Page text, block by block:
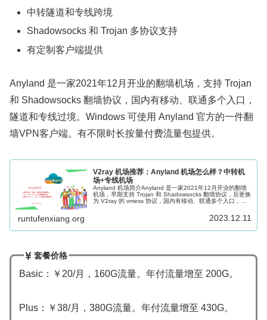
中转隧道和专线跨境
Shadowsocks 和 Trojan 多协议支持
有定制客户端提供
Anyland 是一家2021年12月开业的翻墙机场，支持 Trojan
和 Shadowsocks 翻墙协议，国内有移动、联通多个入口，
隧道和专线过境。Windows 可使用 Anyland 官方的一件翻
墙VPN客户端。有不限时长按量付费流量包提供。
V2ray 机场推荐：Anyland 机场怎么样？中转机
场+专线机场
Anyland 机场简介Anyland 是一家2021年12月开业的翻墙
机场，早期支持 Trojan 和 Shadowsocks 翻墙协议，后更换
为 V2ray 的 vmess 协议，国内有移动、联通多个入口，隧
runtufenxiang.org 2023.12.11
套餐价格
Basic：￥20/月，160G流量。年付流量增至 200G。
Plus：￥38/月，380G流量。年付流量增至 430G。